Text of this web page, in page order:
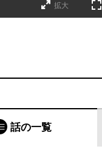
拡大
話の一覧